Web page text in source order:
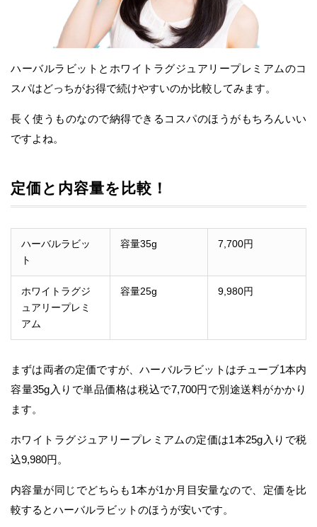
ハーバルラビットとホワイトラグジュアリープレミアムのコ
スパはどっちがお得で続けやすいのか比較してみます。
長く使うものなので納得できるコスパのほうがもちろんいい
ですよね。
定価と内容量を比較！
ハーバルラビッ
ト
容量35g 7,700円
ホワイトラグジ
ュアリープレミ
アム
容量25g 9,980円
まずは両者の定価ですが、ハーバルラビットはチューブ1本内
容量35g入りで単品価格は税込で7,700円で別途送料がかかり
ます。
ホワイトラグジュアリープレミアムの定価は1本25g入りで税
込9,980円。
内容量が同じでどちらも1本が1か月目安量なので、定価を比
較するとハーバルラビットのほうが安いです。